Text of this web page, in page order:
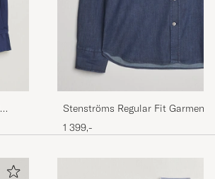
Stenströms Regular Fit Garment
Dark Denim
1 399,-